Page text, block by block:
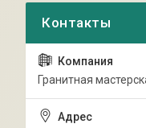
Гранитная